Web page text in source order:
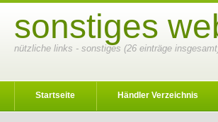
sonstiges
nützliche links - sonstiges (26 einträge
Startseite Händler Verzeichnis